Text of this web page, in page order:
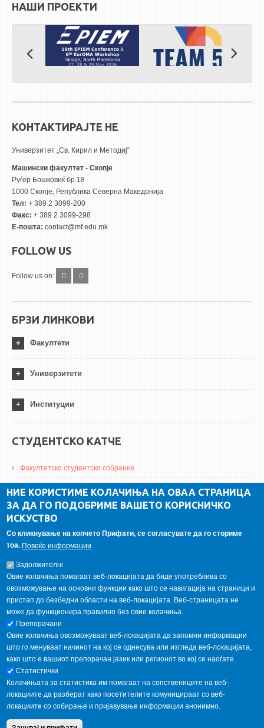
НАШИ ПРОЕКТИ
КОНТАКТИРАЈТЕ НЕ
Универзитет „Св. Кирил и Методиј“
Машински факултет - Скопје
Руѓер Бошковиќ бр.18
1000 Скопје, Република Северна Македонија
Тел: + 389 2 3099-200
Факс: + 389 2 3099-298
Е-пошта: contact@mf.edu.mk
FOLLOW US
Follow us on:
БРЗИ ЛИНКОВИ
Факултети
Универзитети
Институции
СТУДЕНТСКО КАТЧЕ
Факултетско студентско собрание
ДА Винчи магазин
Алумни асоцијација
ГАЛЕРИЈА
Copyright © 2013 Garnet All Rights Reserved. Designed by
НИЕ КОРИСТИМЕ КОЛАЧИЊА НА ОВАА СТРАНИЦА
ЗА ДА ГО ПОДОБРИМЕ ВАШЕТО КОРИСНИЧКО
ИСКУСТВО
Со кликнување на копчето Прифати, се согласувате да го сториме
тоа. Повеќе информации
Задолжителнi
Овие колачиња помагаат веб-локацијата да биде употреблива со
овозможување на основни функции како што се навигација на страници и
пристап до безбедни области на веб-локацијата. Веб-страницата не
може да функционира правилно без овие колачиња.
Препорачани
Овие колачиња овозможуваат веб-локацијата да запомни информации
што го менуваат начинот на кој се однесува или изгледа веб-локацијата,
како што е вашиот препорачан јазик или регионот во кој се наоѓате.
Статистички
Колачињата за статистика им помагаат на сопствениците на веб-
локациите да разберат како посетителите комуницираат со веб-
локациите со собирање и пријавување информации анонимно.